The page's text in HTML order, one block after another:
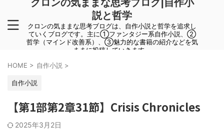
クロンの気ままな思考ブログ|自作小
説と哲学
クロンの気ままな思考ブログは、自作小説と哲学を追求し
ていくブログです。主に①ファンタジー系自作小説、②
哲学（マインド改善系）、③魅力的な書籍の紹介などを気
ままに投稿していきます。
HOME > 自作小説 >
自作小説
【第1部第2章31節】Crisis Chronicles
2025年3月2日